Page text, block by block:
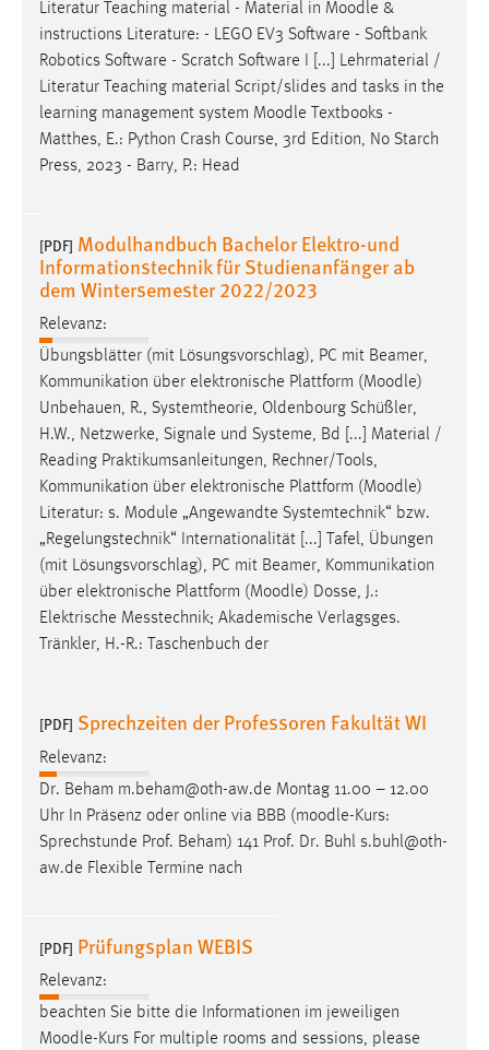
Literatur Teaching material - Material in Moodle &
instructions Literature: - LEGO EV3 Software - Softbank
Robotics Software - Scratch Software I [...] Lehrmaterial /
Literatur Teaching material Script/slides and tasks in the
learning management system Moodle Textbooks -
Matthes, E.: Python Crash Course, 3rd Edition, No Starch
Press, 2023 - Barry, P.: Head
[PDF] Modulhandbuch Bachelor Elektro-und
Informationstechnik für Studienanfänger ab
dem Wintersemester 2022/2023
Relevanz:
Übungsblätter (mit Lösungsvorschlag), PC mit Beamer,
Kommunikation über elektronische Plattform (Moodle)
Unbehauen, R., Systemtheorie, Oldenbourg Schüßler,
H.W., Netzwerke, Signale und Systeme, Bd [...] Material /
Reading Praktikumsanleitungen, Rechner/Tools,
Kommunikation über elektronische Plattform (Moodle)
Literatur: s. Module „Angewandte Systemtechnik“ bzw.
„Regelungstechnik“ Internationalität [...] Tafel, Übungen
(mit Lösungsvorschlag), PC mit Beamer, Kommunikation
über elektronische Plattform (Moodle) Dosse, J.:
Elektrische Messtechnik; Akademische Verlagsges.
Tränkler, H.-R.: Taschenbuch der
[PDF] Sprechzeiten der Professoren Fakultät WI
Relevanz:
Dr. Beham m.beham@oth-aw.de Montag 11.00 – 12.00
Uhr In Präsenz oder online via BBB (moodle-Kurs:
Sprechstunde Prof. Beham) 141 Prof. Dr. Buhl s.buhl@oth-
aw.de Flexible Termine nach
[PDF] Prüfungsplan WEBIS
Relevanz:
beachten Sie bitte die Informationen im jeweiligen
Moodle-Kurs For multiple rooms and sessions, please
Cookie Laufzeit:
3 Monate
Facebook Pixel
Anbieter:
Facebook
Zweck:
Conversion-Tracking
Cookie Laufzeit:
3 Monate
EXTERNE MEDIEN
Um Inhalte von Videoplattformen und Social Media
Plattformen anzeigen zu können, werden von diesen
externen Medien Cookies gesetzt.
YouTube